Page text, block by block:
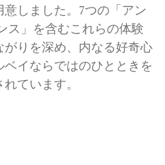
しました。7つの「アン
ス」を含むこれらの体験
りを深め、内なる好奇心
イならではのひとときを
ています。